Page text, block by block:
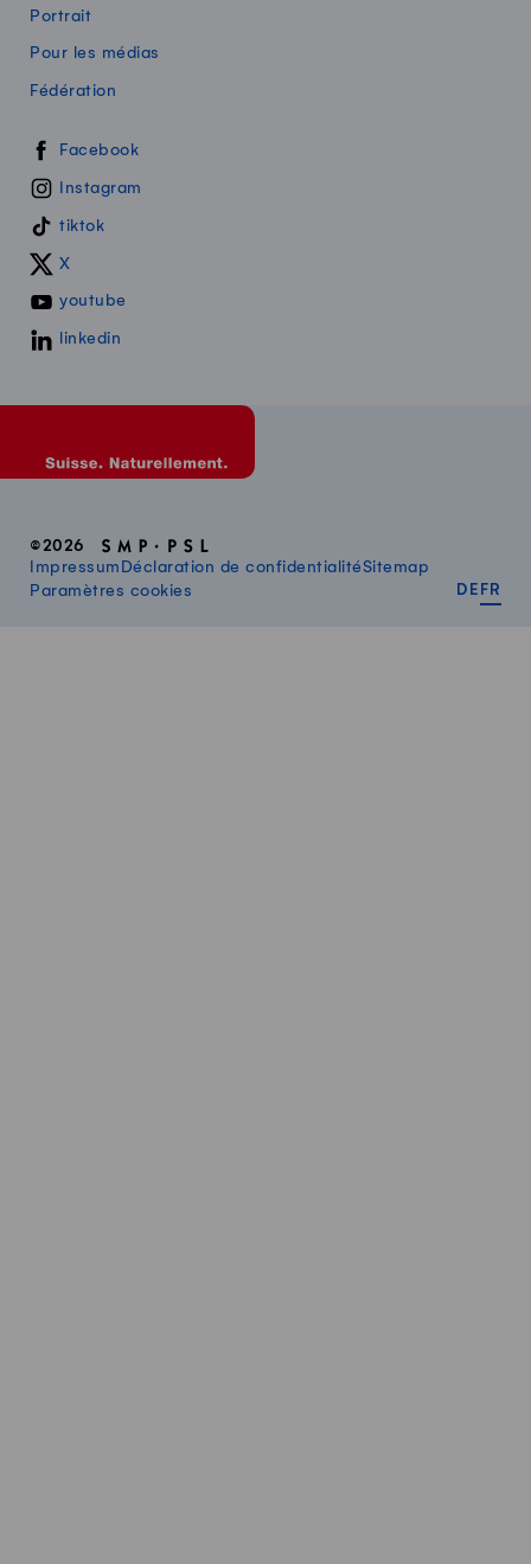
Portrait
Pour les médias
Fédération
Swissmilk sur les réseaux sociaux
Facebook
Instagram
tiktok
X
youtube
linkedin
©2026
Impressum Déclaration de confidentialitéSitemap
Paramètres cookies
DE FR